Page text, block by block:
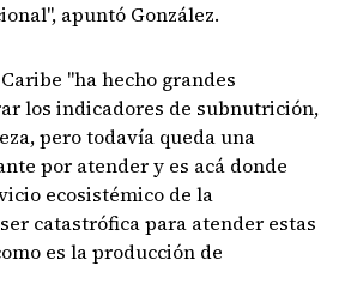
apuntó González.
"ha hecho grandes
los indicadores de subnutrición,
pero todavía queda una
por atender y es acá donde
ecosistémico de la
catastrófica para atender estas
es la producción de